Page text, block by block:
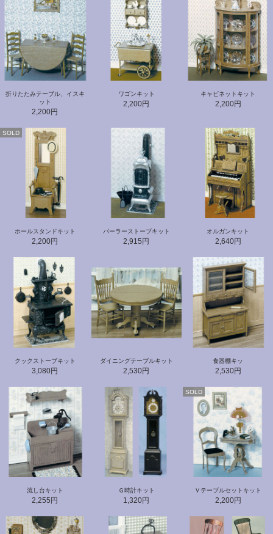
折りたたみテーブル、イスキ
ット
2,200円
ワゴンキット
2,200円
キャビネットキット
2,200円
SOLD
ホールスタンドキット
2,200円
パーラーストーブキット
2,915円
オルガンキット
2,640円
クックストーブキット
3,080円
ダイニングテーブルキット
2,530円
食器棚キッ
2,530円
流し台キット
2,255円
Ｇ時計キット
1,320円
SOLD
Ｖテーブルセットキット
2,200円